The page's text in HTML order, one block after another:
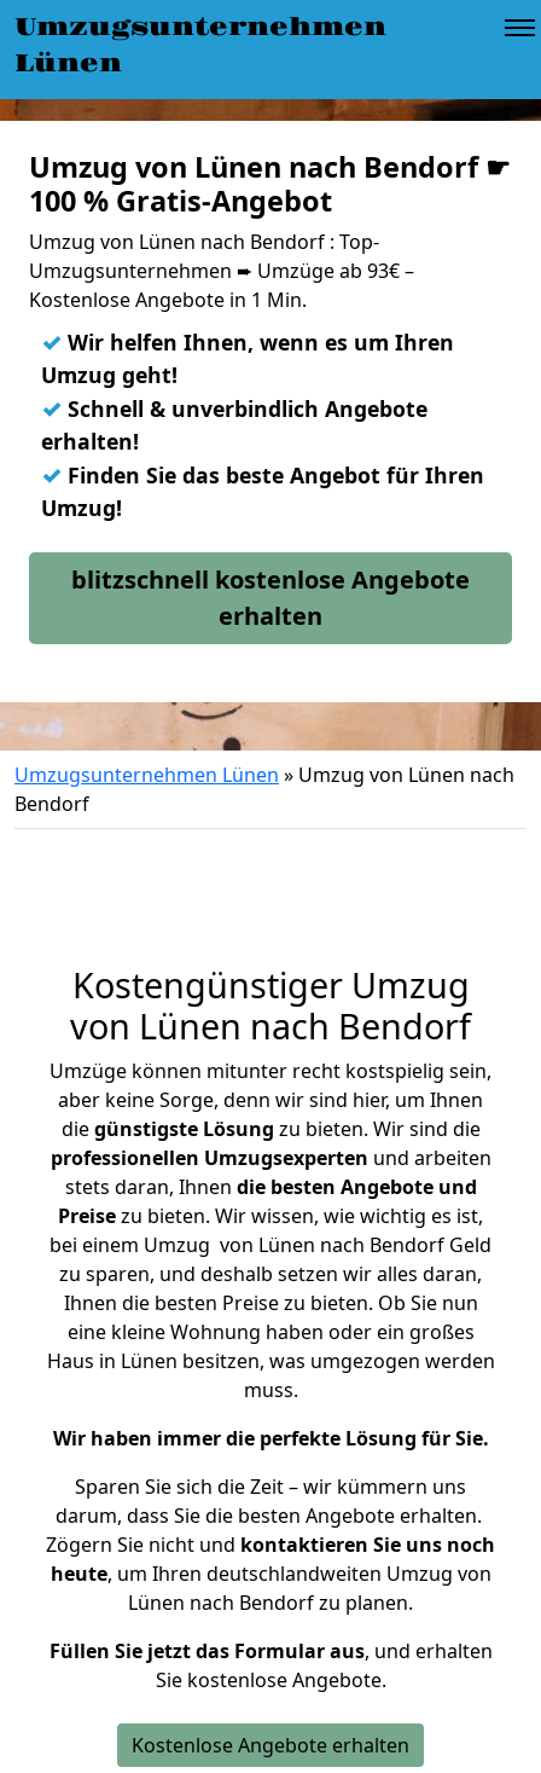
Umzugsunternehmen
Lünen
Umzug von Lünen nach Bendorf ☛
100 % Gratis-Angebot
Umzug von Lünen nach Bendorf : Top-
Umzugsunternehmen ➨ Umzüge ab 93€ –
Kostenlose Angebote in 1 Min.
✓ Wir helfen Ihnen, wenn es um Ihren
Umzug geht!
✓ Schnell & unverbindlich Angebote
erhalten!
✓ Finden Sie das beste Angebot für Ihren
Umzug!
blitzschnell kostenlose Angebote
erhalten
Umzugsunternehmen Lünen » Umzug von Lünen nach
Bendorf
Kostengünstiger Umzug
von Lünen nach Bendorf
Umzüge können mitunter recht kostspielig sein,
aber keine Sorge, denn wir sind hier, um Ihnen
diegünstigste Lösung zu bieten. Wir sind die
professionellen Umzugsexperten und arbeiten
stets daran, Ihnen die besten Angebote und
Preisezu bieten. Wir wissen, wie wichtig es ist,
bei einem Umzug von Lünen nach Bendorf Geld
zu sparen, und deshalb setzen wir alles daran,
Ihnen die besten Preise zu bieten. Ob Sie nun
eine kleine Wohnung haben oder ein großes
Haus in Lünen besitzen, was umgezogen werden
muss.
Wir haben immer die perfekte Lösung für Sie.
Sparen Sie sich die Zeit – wir kümmern uns
darum, dass Sie die besten Angebote erhalten.
Zögern Sie nicht und kontaktieren Sie uns noch
heute, um Ihren deutschlandweiten Umzug von
Lünen nach Bendorf zu planen.
Füllen Sie jetzt das Formular aus, und erhalten
Sie kostenlose Angebote.
Kostenlose Angebote erhalten